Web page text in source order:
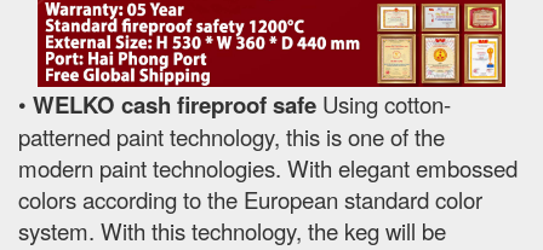
• WELKO cash fireproof safe Using cotton-
patterned paint technology, this is one of the
modern paint technologies. With elegant embossed
colors according to the European standard color
system. With this technology, the keg will be